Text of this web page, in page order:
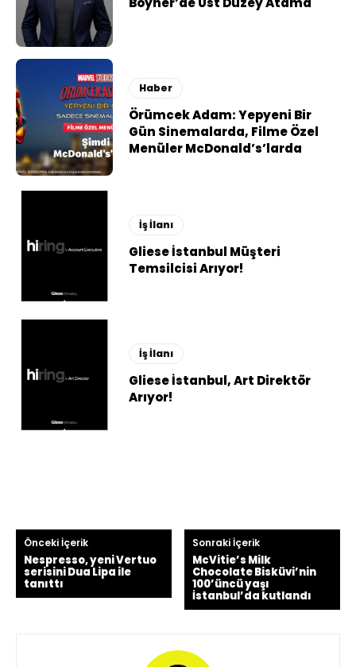
Haber
Örümcek Adam: Yepyeni Bir
Gün Sinemalarda, Filme Özel
Menüler McDonald’s’larda
İş İlanı
Gliese İstanbul Müşteri
Temsilcisi Arıyor!
İş İlanı
Gliese İstanbul, Art Direktör
Arıyor!
Önceki İçerik
Nespresso, yeni Vertuo
serisini Dua Lipa ile
tanıttı
Sonraki İçerik
McVitie’s Milk
Chocolate Bisküvi’nin
100’üncü yaşı
İstanbul’da kutlandı